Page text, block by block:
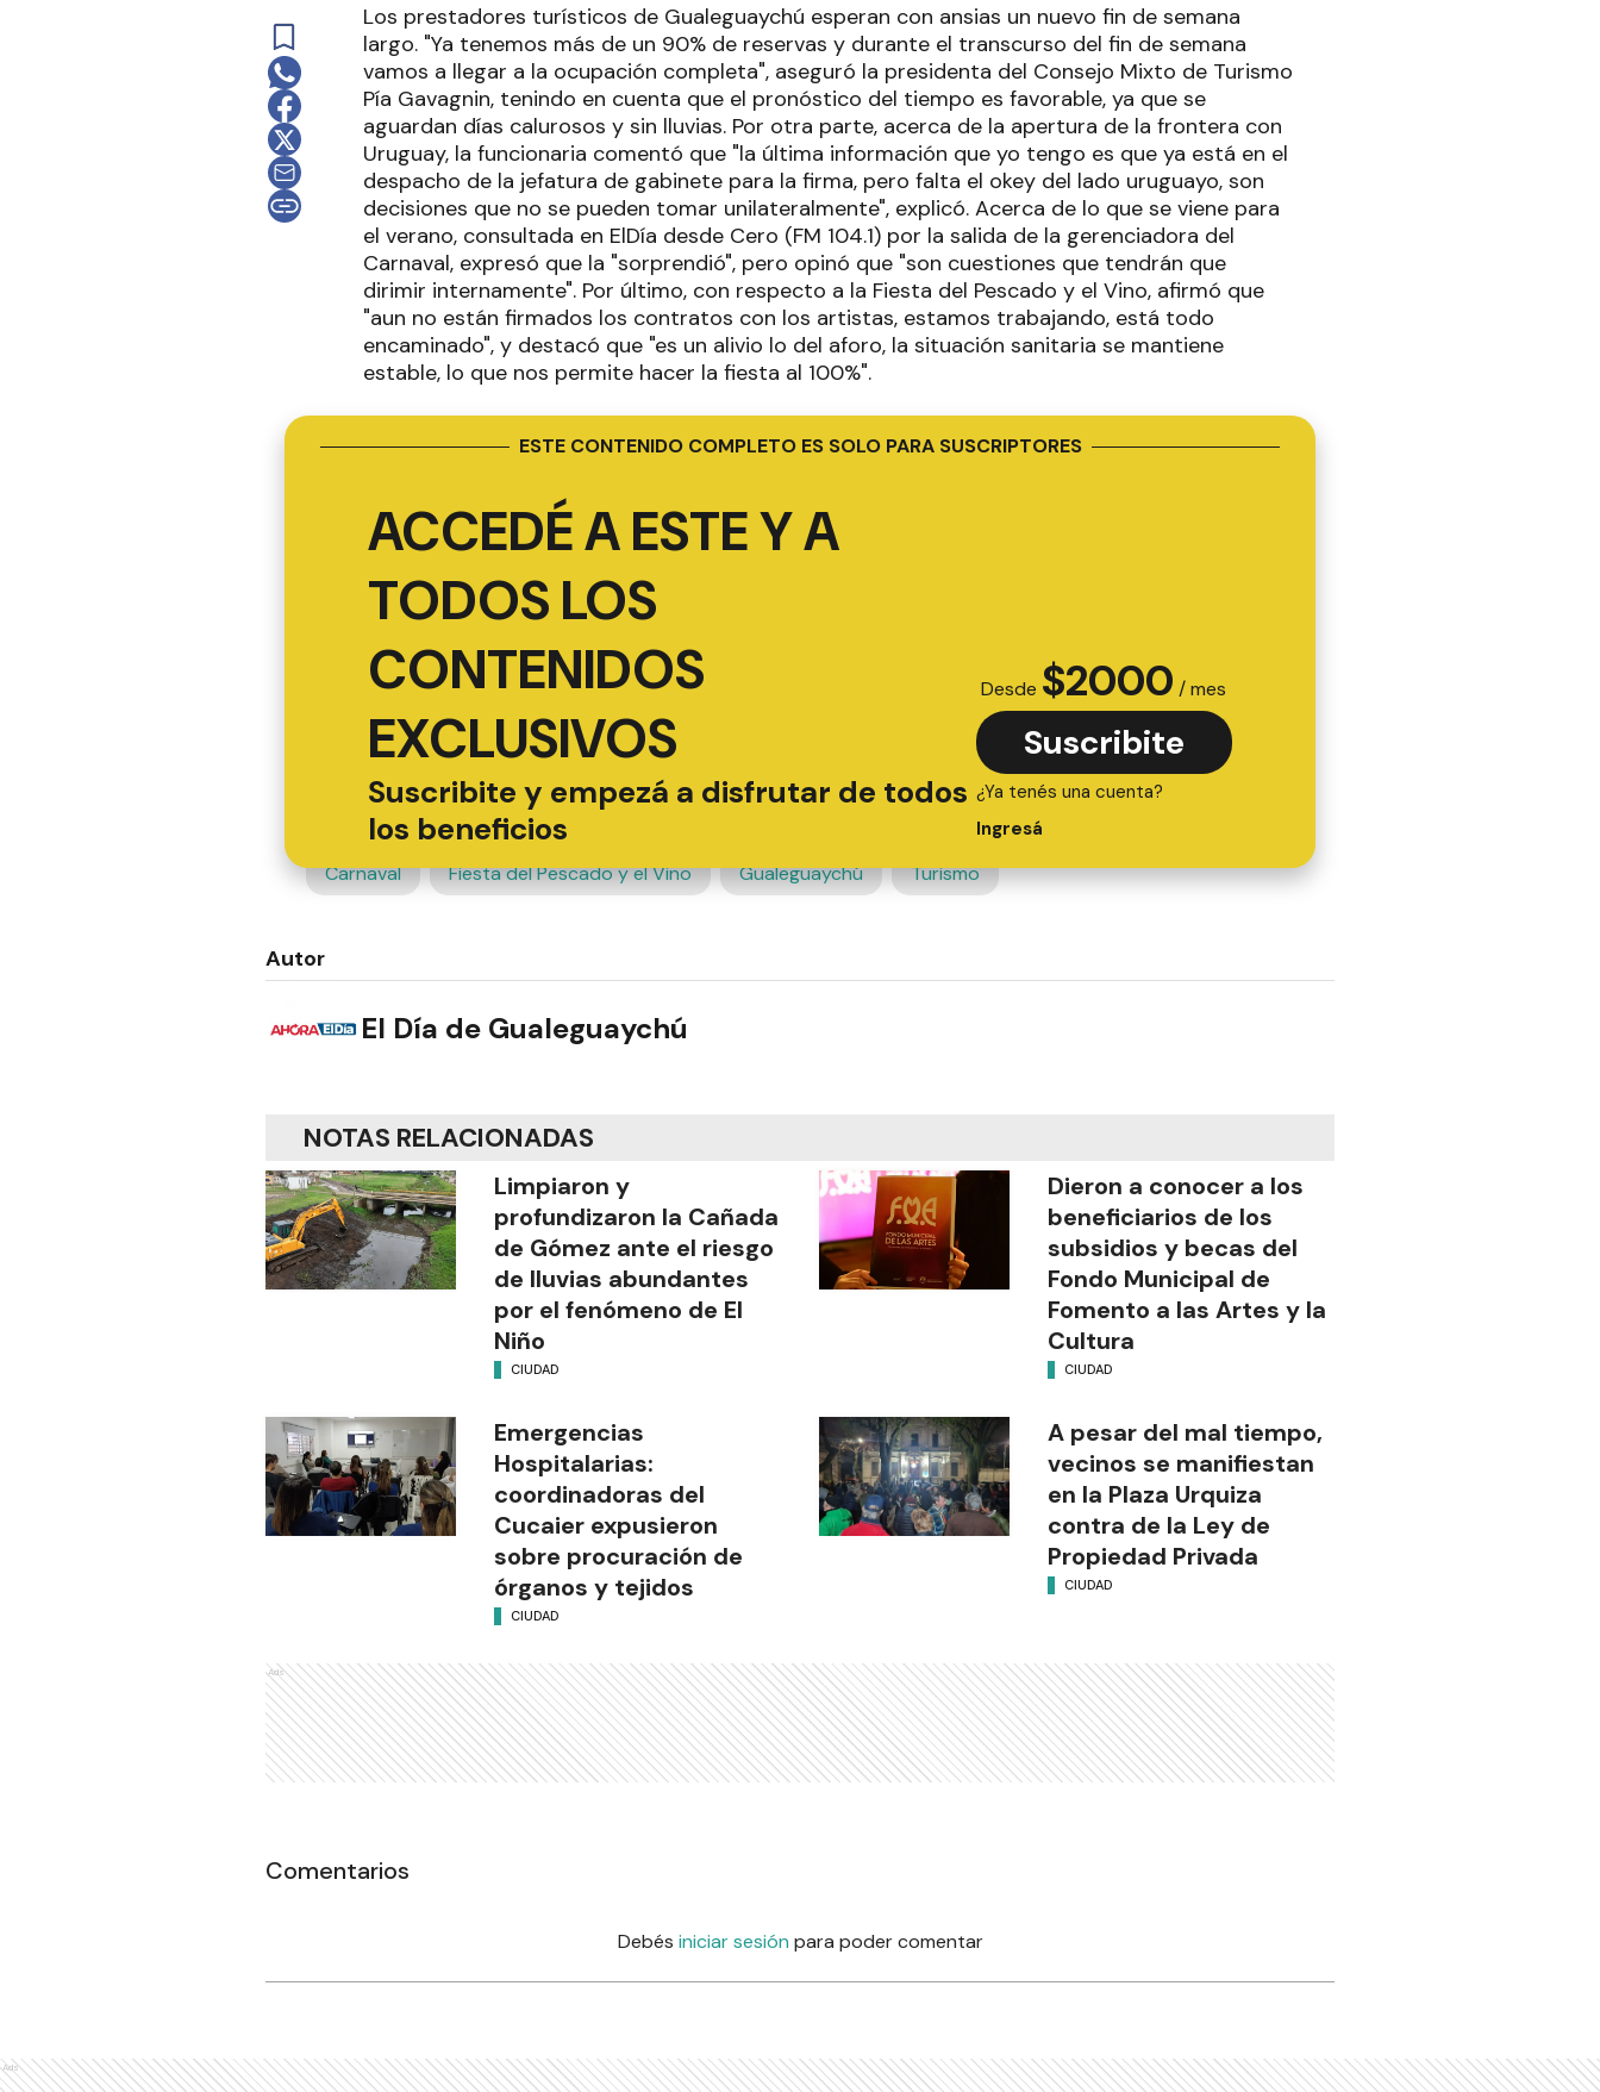
Los prestadores turísticos de Gualeguaychú esperan con ansias un nuevo fin de semana
largo. "Ya tenemos más de un 90% de reservas y durante el transcurso del fin de semana
vamos a llegar a la ocupación completa", aseguró la presidenta del Consejo Mixto de Turismo
Pía Gavagnin, tenindo en cuenta que el pronóstico del tiempo es favorable, ya que se
aguardan días calurosos y sin lluvias. Por otra parte, acerca de la apertura de la frontera con
Uruguay, la funcionaria comentó que "la última información que yo tengo es que ya está en el
despacho de la jefatura de gabinete para la firma, pero falta el okey del lado uruguayo, son
decisiones que no se pueden tomar unilateralmente", explicó. Acerca de lo que se viene para
el verano, consultada en ElDía desde Cero (FM 104.1) por la salida de la gerenciadora del
Carnaval, expresó que la "sorprendió", pero opinó que "son cuestiones que tendrán que
dirimir internamente". Por último, con respecto a la Fiesta del Pescado y el Vino, afirmó que
"aun no están firmados los contratos con los artistas, estamos trabajando, está todo
encaminado", y destacó que "es un alivio lo del aforo, la situación sanitaria se mantiene
estable, lo que nos permite hacer la fiesta al 100%".
ESTE CONTENIDO COMPLETO ES SOLO PARA SUSCRIPTORES
ACCEDÉ A ESTE Y A
TODOS LOS
CONTENIDOS
EXCLUSIVOS
Suscribite y empezá a disfrutar de todos
los beneficios
Desde $2000 / mes
Suscribite
¿Ya tenés una cuenta?
Ingresá
Carnaval Fiesta del Pescado y el Vino Gualeguaychú Turismo
Autor
El Día de Gualeguaychú
NOTAS RELACIONADAS
Limpiaron y
profundizaron la Cañada
de Gómez ante el riesgo
de lluvias abundantes
por el fenómeno de El
Niño
CIUDAD
Dieron a conocer a los
beneficiarios de los
subsidios y becas del
Fondo Municipal de
Fomento a las Artes y la
Cultura
CIUDAD
Emergencias
Hospitalarias:
coordinadoras del
Cucaier expusieron
sobre procuración de
órganos y tejidos
CIUDAD
A pesar del mal tiempo,
vecinos se manifiestan
en la Plaza Urquiza
contra de la Ley de
Propiedad Privada
CIUDAD
Ads
Comentarios
Debés iniciar sesión para poder comentar
Ads